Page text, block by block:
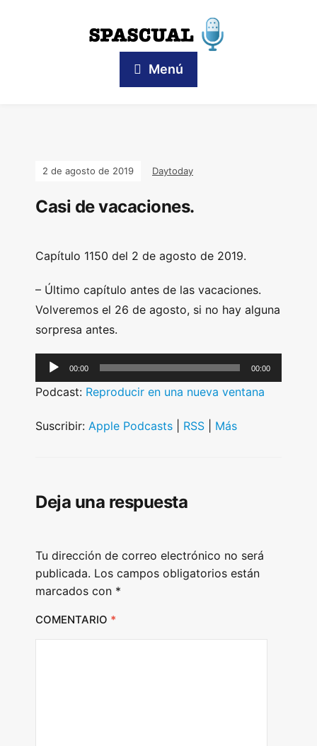
Menú
2 de agosto de 2019 Daytoday
Casi de vacaciones.
Capítulo 1150 del 2 de agosto de 2019.
– Último capítulo antes de las vacaciones.
Volveremos el 26 de agosto, si no hay alguna
sorpresa antes.
u
i
a
r
00:00 00:00
Podcast: Reproducir en una nueva ventana
Suscribir: Apple Podcasts RSS Más
Deja una respuesta
Tu dirección de correo electrónico no será
publicada. Los campos obligatorios están
marcados con *
COMENTARIO *